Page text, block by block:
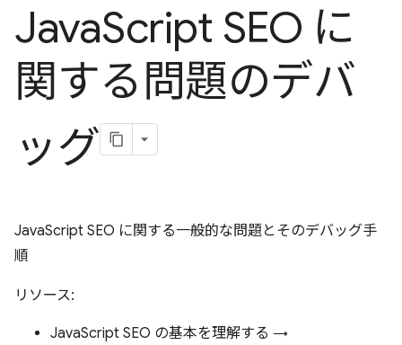
JavaScript SEO に
関する問題のデバ
ッグ
JavaScript SEO に関する一般的な問題とそのデバッグ手
順
リソース:
JavaScript SEO の基本を理解する →